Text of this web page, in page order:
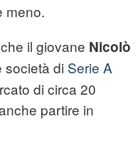
meno.
il giovane Nicolò
società di Serie A
di circa 20
partire in